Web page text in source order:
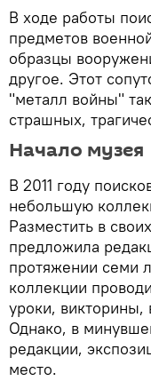
В ходе работы
предметов
образцы
другое. Этот
"металл войны"
страшных,
Начало музея
В 2011 году
небольшую
Разместить в
предложила
протяжении семи
коллекции
уроки, викторины,
Однако, в
редакции,
место.